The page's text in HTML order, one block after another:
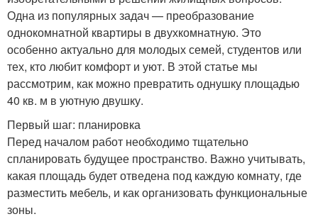
Одна из популярных задач — преобразование
однокомнатной квартиры в двухкомнатную. Это
особенно актуально для молодых семей, студентов или
тех, кто любит комфорт и уют. В этой статье мы
рассмотрим, как можно превратить однушку площадью
40 кв. м в уютную двушку.
Первый шаг: планировка
Перед началом работ необходимо тщательно
спланировать будущее пространство. Важно учитывать,
какая площадь будет отведена под каждую комнату, где
разместить мебель, и как организовать функциональные
зоны.